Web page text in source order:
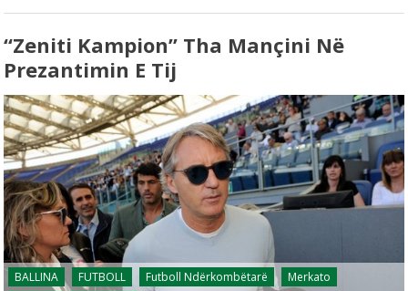
“Zeniti Kampion” Tha Mançini Në
Prezantimin E Tij
BALLINA FUTBOLL Futboll Ndërkombëtarë
Merkato